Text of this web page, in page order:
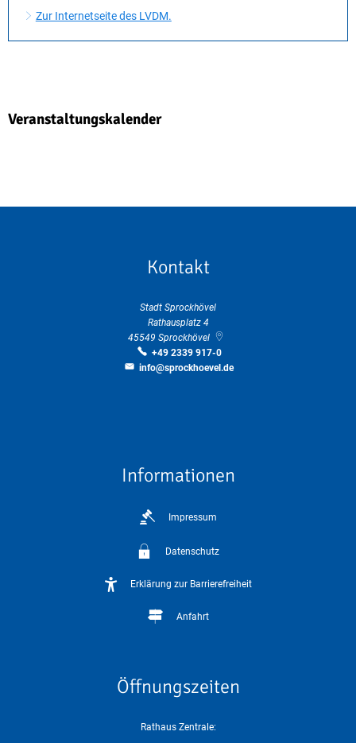
Zur Internetseite des LVDM.
Veranstaltungskalender
Kontakt
Stadt Sprockhövel
Rathausplatz 4
45549 Sprockhövel
+49 2339 917-0
info@sprockhoevel.de
Informationen
Impressum
Datenschutz
Erklärung zur Barrierefreiheit
Anfahrt
Öffnungszeiten
Rathaus Zentrale: